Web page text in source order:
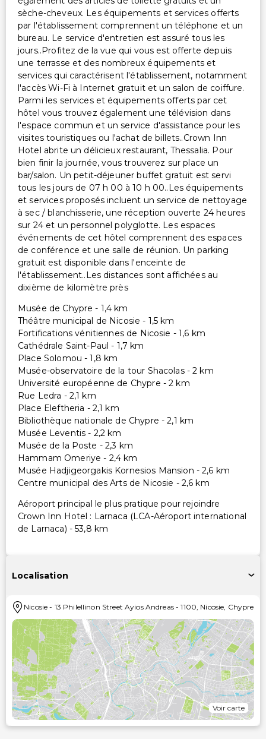
sèche-cheveux. Les équipements et services offerts
par l'établissement comprennent un téléphone et un
bureau. Le service d'entretien est assuré tous les
jours..Profitez de la vue qui vous est offerte depuis
une terrasse et des nombreux équipements et
services qui caractérisent l'établissement, notamment
l'accès Wi-Fi à Internet gratuit et un salon de coiffure.
Parmi les services et équipements offerts par cet
hôtel vous trouvez également une télévision dans
l'espace commun et un service d'assistance pour les
visites touristiques ou l'achat de billets..Crown Inn
Hotel abrite un délicieux restaurant, Thessalia. Pour
bien finir la journée, vous trouverez sur place un
bar/salon. Un petit-déjeuner buffet gratuit est servi
tous les jours de 07 h 00 à 10 h 00..Les équipements
et services proposés incluent un service de nettoyage
à sec / blanchisserie, une réception ouverte 24 heures
sur 24 et un personnel polyglotte. Les espaces
événements de cet hôtel comprennent des espaces
de conférence et une salle de réunion. Un parking
gratuit est disponible dans l'enceinte de
l'établissement..Les distances sont affichées au
dixième de kilomètre près
Musée de Chypre - 1,4 km
Théâtre municipal de Nicosie - 1,5 km
Fortifications vénitiennes de Nicosie - 1,6 km
Cathédrale Saint-Paul - 1,7 km
Place Solomou - 1,8 km
Musée-observatoire de la tour Shacolas - 2 km
Université européenne de Chypre - 2 km
Rue Ledra - 2,1 km
Place Eleftheria - 2,1 km
Bibliothèque nationale de Chypre - 2,1 km
Musée Leventis - 2,2 km
Musée de la Poste - 2,3 km
Hammam Omeriye - 2,4 km
Musée Hadjigeorgakis Kornesios Mansion - 2,6 km
Centre municipal des Arts de Nicosie - 2,6 km
Aéroport principal le plus pratique pour rejoindre
Crown Inn Hotel : Larnaca (LCA-Aéroport international
de Larnaca) - 53,8 km
Localisation
Nicosie - 13 Philellinon Street Ayios Andreas-1100, Nicosie, Chypre
Voir carte